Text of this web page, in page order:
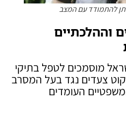
להתמודד עם המצב
וההלכתיים
מוסמכים לטפל בתיקי
צעדים נגד בעל המסרב
העומדים